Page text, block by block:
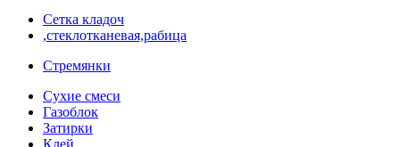
Сетка кладоч
,стеклотканевая,рабица
Стремянки
Сухие смеси
Газоблок
Затирки
Клей